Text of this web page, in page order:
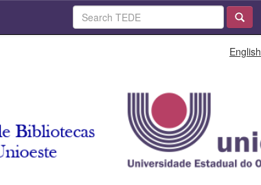
English